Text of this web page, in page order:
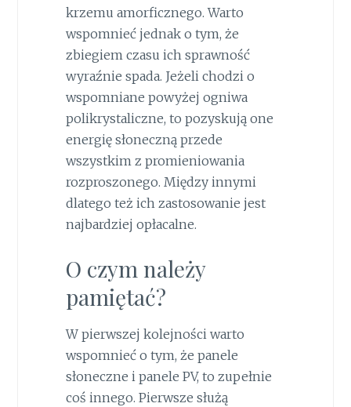
krzemu amorficznego. Warto
wspomnieć jednak o tym, że
zbiegiem czasu ich sprawność
wyraźnie spada. Jeżeli chodzi o
wspomniane powyżej ogniwa
polikrystaliczne, to pozyskują one
energię słoneczną przede
wszystkim z promieniowania
rozproszonego. Między innymi
dlatego też ich zastosowanie jest
najbardziej opłacalne.
O czym należy
pamiętać?
W pierwszej kolejności warto
wspomnieć o tym, że panele
słoneczne i panele PV, to zupełnie
coś innego. Pierwsze służą